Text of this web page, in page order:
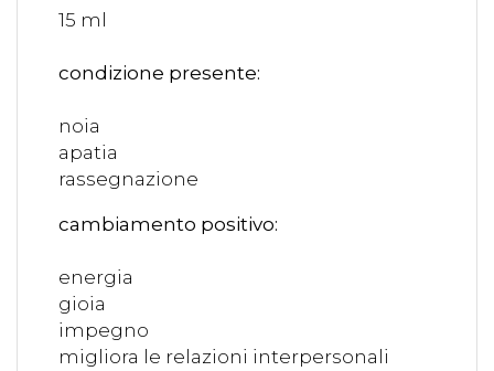
15 ml
condizione presente:
noia
apatia
rassegnazione
cambiamento positivo:
energia
gioia
impegno
migliora le relazioni interpersonali